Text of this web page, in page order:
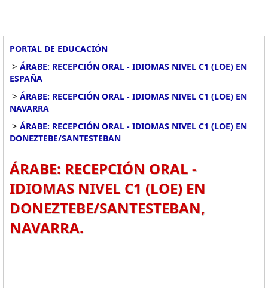
PORTAL DE EDUCACIÓN
> ÁRABE: RECEPCIÓN ORAL - IDIOMAS NIVEL C1 (LOE) EN
ESPAÑA
> ÁRABE: RECEPCIÓN ORAL - IDIOMAS NIVEL C1 (LOE) EN
NAVARRA
> ÁRABE: RECEPCIÓN ORAL - IDIOMAS NIVEL C1 (LOE) EN
DONEZTEBE/SANTESTEBAN
ÁRABE: RECEPCIÓN ORAL -
IDIOMAS NIVEL C1 (LOE) EN
DONEZTEBE/SANTESTEBAN,
NAVARRA.